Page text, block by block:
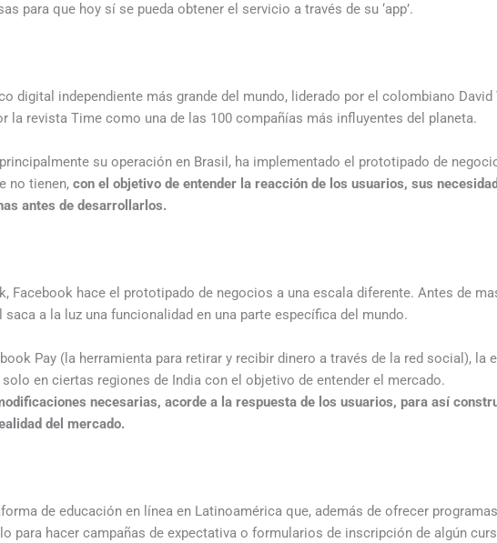
para que hoy sí se pueda obtener el servicio a través de su ‘app’.
digital independiente más grande del mundo, liderado por el colombiano David
la revista Time como una de las 100 compañías más influyentes del planeta.
su operación en Brasil, ha implementado el prototipado de
no tienen, con el objetivo de entender la reacción de los usuarios, sus
antes de desarrollarlos.
Facebook hace el prototipado de negocios a una escala diferente. Antes de
a la luz una funcionalidad en una parte específica del mundo.
Pay (la herramienta para retirar y recibir dinero a través de la red social), la
en ciertas regiones de India con el objetivo de entender el mercado.
necesarias, acorde a la respuesta de los usuarios, para así
del mercado.
de educación en línea en Latinoamérica que, además de ofrecer
para hacer campañas de expectativa o formularios de inscripción de algún